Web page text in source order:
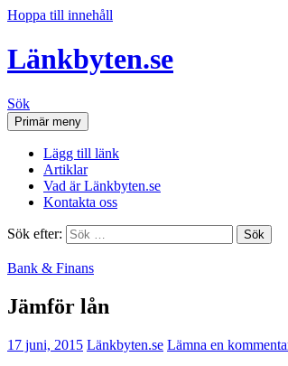
Hoppa till innehåll
Länkbyten.se
Sök
Primär meny
Lägg till länk
Artiklar
Vad är Länkbyten.se
Kontakta oss
Sök efter:
Bank & Finans
Jämför lån
17 juni, 2015 Länkbyten.se Lämna en